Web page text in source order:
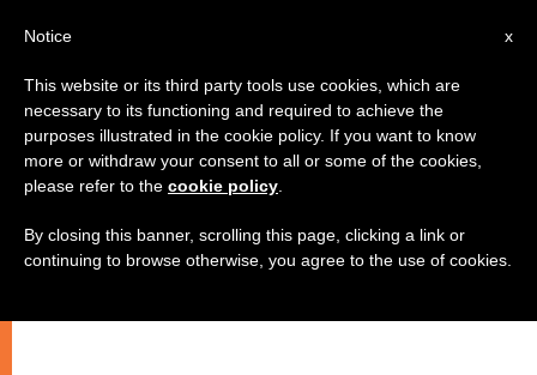
الانترنت ثورة ذات جذور قديمة
على ضوء أنتروبولوجيا شبكة الانترنت للأب
x
Notice
This website or its third party tools use cookies, which are
necessary to its functioning and required to achieve the
purposes illustrated in the cookie policy. If you want to know
more or withdraw your consent to all or some of the cookies,
please refer to the cookie policy
By closing this banner, scrolling this page, clicking a link or
continuing to browse otherwise, you agree to the use of cookies.